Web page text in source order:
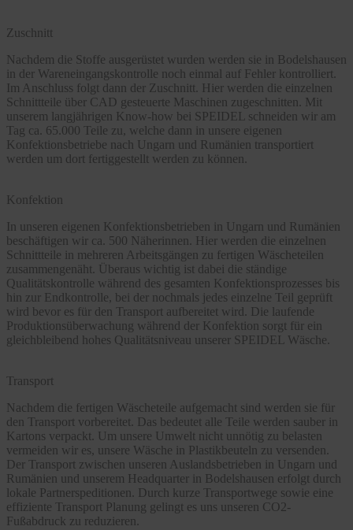
Zuschnitt
Nachdem die Stoffe ausgerüstet wurden werden sie in Bodelshausen
in der Wareneingangskontrolle noch einmal auf Fehler kontrolliert.
Im Anschluss folgt dann der Zuschnitt. Hier werden die einzelnen
Schnittteile über CAD gesteuerte Maschinen zugeschnitten. Mit
unserem langjährigen Know-how bei SPEIDEL schneiden wir am
Tag ca. 65.000 Teile zu, welche dann in unsere eigenen
Konfektionsbetriebe nach Ungarn und Rumänien transportiert
werden um dort fertiggestellt werden zu können.
Konfektion
In unseren eigenen Konfektionsbetrieben in Ungarn und Rumänien
beschäftigen wir ca. 500 Näherinnen. Hier werden die einzelnen
Schnittteile in mehreren Arbeitsgängen zu fertigen Wäscheteilen
zusammengenäht. Überaus wichtig ist dabei die ständige
Qualitätskontrolle während des gesamten Konfektionsprozesses bis
hin zur Endkontrolle, bei der nochmals jedes einzelne Teil geprüft
wird bevor es für den Transport aufbereitet wird. Die laufende
Produktionsüberwachung während der Konfektion sorgt für ein
gleichbleibend hohes Qualitätsniveau unserer SPEIDEL Wäsche.
Transport
Nachdem die fertigen Wäscheteile aufgemacht sind werden sie für
den Transport vorbereitet. Das bedeutet alle Teile werden sauber in
Kartons verpackt. Um unsere Umwelt nicht unnötig zu belasten
vermeiden wir es, unsere Wäsche in Plastikbeuteln zu versenden.
Der Transport zwischen unseren Auslandsbetrieben in Ungarn und
Rumänien und unserem Headquarter in Bodelshausen erfolgt durch
lokale Partnerspeditionen. Durch kurze Transportwege sowie eine
effiziente Transport Planung gelingt es uns unseren CO2-
Fußabdruck zu reduzieren.